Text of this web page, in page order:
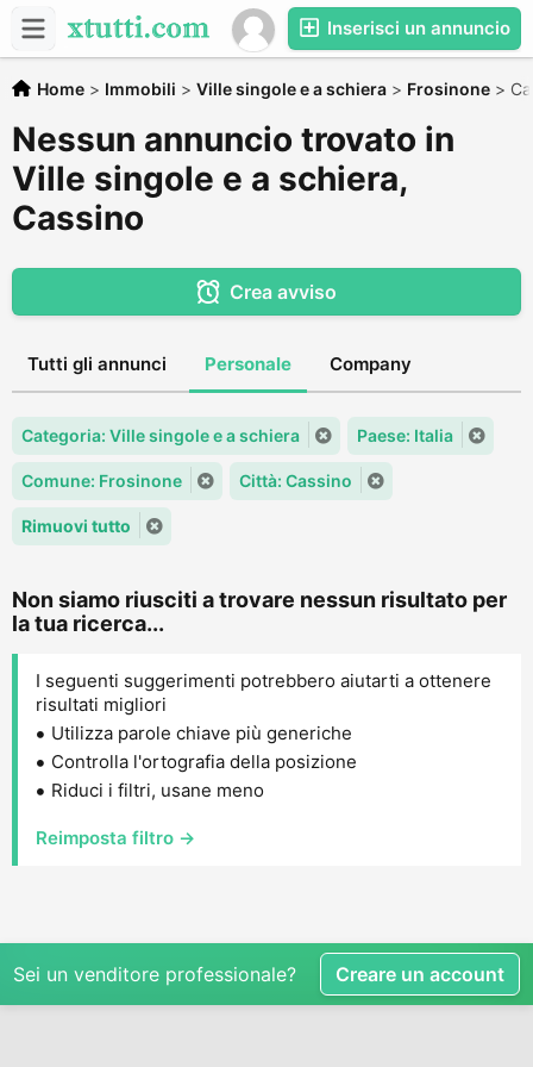
Inserisci un annuncio
Home > Immobili > Ville singole e a schiera > Frosinone >
Nessun annuncio trovato in
Ville singole e a schiera,
Cassino
Crea avviso
Tutti gli annunci Personale Company
Categoria: Ville singole e a schiera Paese: Italia
Comune: Frosinone Città: Cassino
Rimuovi tutto
Non siamo riusciti a trovare nessun risultato per
la tua ricerca...
I seguenti suggerimenti potrebbero aiutarti a ottenere
risultati migliori
Utilizza parole chiave più generiche
Controlla l'ortografia della posizione
Riduci i filtri, usane meno
Reimposta filtro →
Sei un venditore professionale? Creare un account